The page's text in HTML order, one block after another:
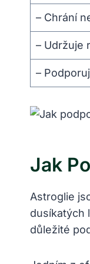
– Chrání
– Udržuje
–
Jak
Astroglie
dusíkatých
důležité